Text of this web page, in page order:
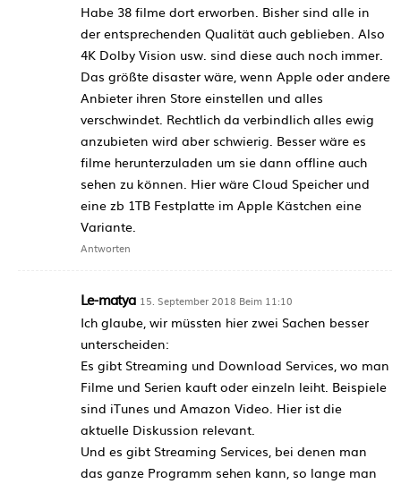
Habe 38 filme dort erworben. Bisher sind alle in
der entsprechenden Qualität auch geblieben. Also
4K Dolby Vision usw. sind diese auch noch immer.
Das größte disaster wäre, wenn Apple oder andere
Anbieter ihren Store einstellen und alles
verschwindet. Rechtlich da verbindlich alles ewig
anzubieten wird aber schwierig. Besser wäre es
filme herunterzuladen um sie dann offline auch
sehen zu können. Hier wäre Cloud Speicher und
eine zb 1TB Festplatte im Apple Kästchen eine
Variante.
Antworten
Le-matya 15. September 2018 Beim 11:10
Ich glaube, wir müssten hier zwei Sachen besser
unterscheiden:
Es gibt Streaming und Download Services, wo man
Filme und Serien kauft oder einzeln leiht. Beispiele
sind iTunes und Amazon Video. Hier ist die
aktuelle Diskussion relevant.
Und es gibt Streaming Services, bei denen man
das ganze Programm sehen kann, so lange man